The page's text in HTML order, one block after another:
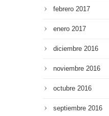
febrero 2017
enero 2017
diciembre 2016
noviembre 2016
octubre 2016
septiembre 2016